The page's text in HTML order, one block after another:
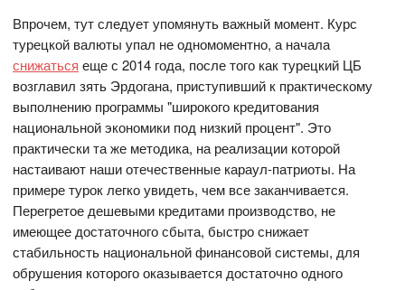
Впрочем, тут следует упомянуть важный момент. Курс
турецкой валюты упал не одномоментно, а начала
снижаться еще с 2014 года, после того как турецкий ЦБ
возглавил зять Эрдогана, приступивший к практическому
выполнению программы "широкого кредитования
национальной экономики под низкий процент". Это
практически та же методика, на реализации которой
настаивают наши отечественные караул-патриоты. На
примере турок легко увидеть, чем все заканчивается.
Перегретое дешевыми кредитами производство, не
имеющее достаточного сбыта, быстро снижает
стабильность национальной финансовой системы, для
обрушения которого оказывается достаточно одного